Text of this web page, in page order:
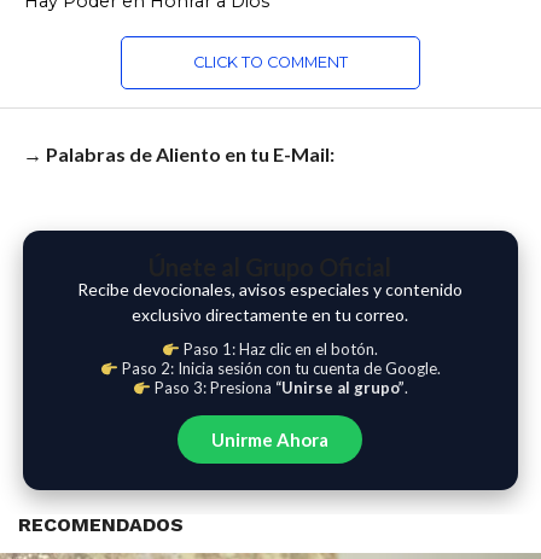
CLICK TO COMMENT
→ Palabras de Aliento en tu E-Mail:
Recibe devocionales, avisos especiales y contenido
exclusivo directamente en tu correo.
Paso 1: Haz clic en el botón.
Paso 2: Inicia sesión con tu cuenta de Google.
Paso 3: Presiona “Unirse al grupo”.
Unirme Ahora
RECOMENDADOS